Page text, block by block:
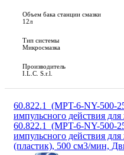
Объем бака станции смазки
12л
Тип системы
Микросмазка
Производитель
I.L.C. S.r.l.
60.822.1_(MPT-6-NY-500-
импульсного действия
60.822.1_(MPT-6-NY-500-
импульсного действия
(пластик), 500 см3/мин,